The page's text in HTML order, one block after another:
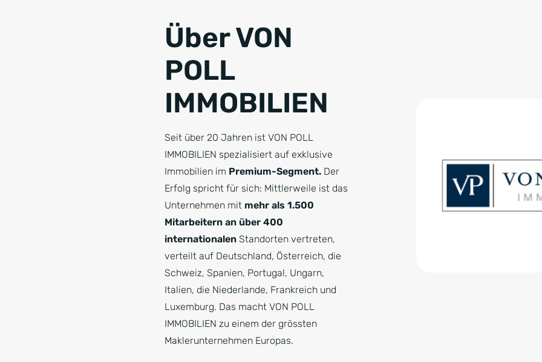
Über VON
POLL
IMMOBILIEN
Seit über 20 Jahren ist VON POLL
IMMOBILIEN spezialisiert auf exklusive
Immobilien im Premium-Segment. Der
Erfolg spricht für sich: Mittlerweile ist das
Unternehmen mit mehr als 1.500
Mitarbeitern an über 400
internationalen Standorten vertreten,
verteilt auf Deutschland, Österreich, die
Schweiz, Spanien, Portugal, Ungarn,
Italien, die Niederlande, Frankreich und
Luxemburg. Das macht VON POLL
IMMOBILIEN zu einem der grössten
Maklerunternehmen Europas.